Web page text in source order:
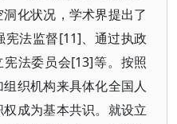
化状况，学术界提出了
法监督[11]、通过执政
法委员会[13]等。按照
织机构来具体化全国人
成为基本共识。就设立